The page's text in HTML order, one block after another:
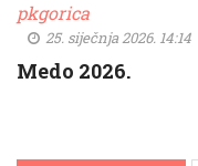
pkgorica
25. siječnja 2026. 14:14
Medo 2026.